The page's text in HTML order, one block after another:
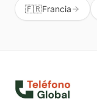
🇫🇷Francia